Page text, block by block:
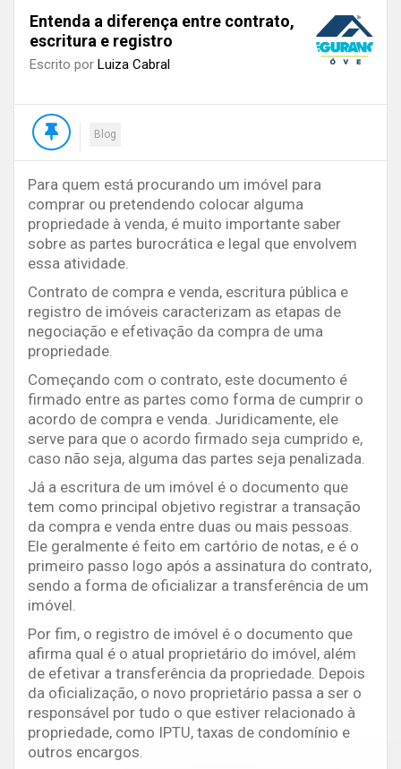
Entenda a diferença entre contrato,
escritura e registro
Escrito por Luiza Cabral
Blog
Para quem está procurando um imóvel para
comprar ou pretendendo colocar alguma
propriedade à venda, é muito importante saber
sobre as partes burocrática e legal que envolvem
essa atividade.
Contrato de compra e venda, escritura pública e
registro de imóveis caracterizam as etapas de
negociação e efetivação da compra de uma
propriedade.
Começando com o contrato, este documento é
firmado entre as partes como forma de cumprir o
acordo de compra e venda. Juridicamente, ele
serve para que o acordo firmado seja cumprido e,
caso não seja, alguma das partes seja penalizada.
Já a escritura de um imóvel é o documento que
tem como principal objetivo registrar a transação
da compra e venda entre duas ou mais pessoas.
Ele geralmente é feito em cartório de notas, e é o
primeiro passo logo após a assinatura do contrato,
sendo a forma de oficializar a transferência de um
imóvel.
Por fim, o registro de imóvel é o documento que
afirma qual é o atual proprietário do imóvel, além
de efetivar a transferência da propriedade. Depois
da oficialização, o novo proprietário passa a ser o
responsável por tudo o que estiver relacionado à
propriedade, como IPTU, taxas de condomínio e
outros encargos.